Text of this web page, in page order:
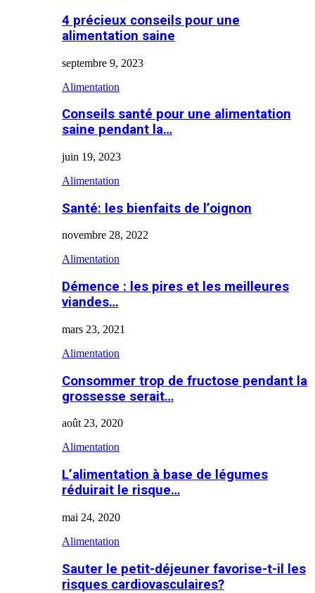
4 précieux conseils pour une
alimentation saine
septembre 9, 2023
Alimentation
Conseils santé pour une alimentation
saine pendant la…
juin 19, 2023
Alimentation
Santé: les bienfaits de l’oignon
novembre 28, 2022
Alimentation
Démence : les pires et les meilleures
viandes…
mars 23, 2021
Alimentation
Consommer trop de fructose pendant la
grossesse serait…
août 23, 2020
Alimentation
L’alimentation à base de légumes
réduirait le risque…
mai 24, 2020
Alimentation
Sauter le petit-déjeuner favorise-t-il les
risques cardiovasculaires?